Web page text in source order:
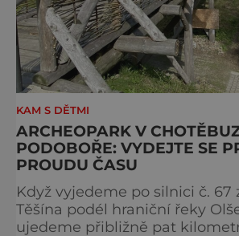
KAM S DĚTMI
ARCHEOPARK V
PODOBOŘE: VYDEJTE SE
PROUDU ČASU
Když vyjedeme po silnici č. 67
Těšína podél hraniční řeky
ujedeme přibližně pat